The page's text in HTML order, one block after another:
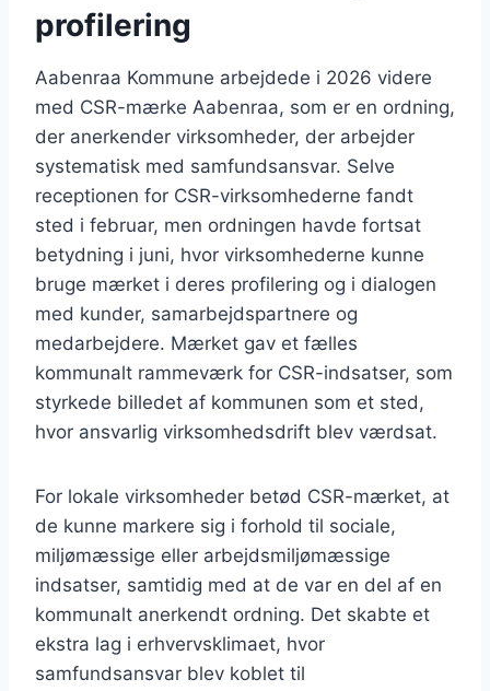
profilering
Aabenraa Kommune arbejdede i 2026 videre
med CSR-mærke Aabenraa, som er en ordning,
der anerkender virksomheder, der arbejder
systematisk med samfundsansvar. Selve
receptionen for CSR-virksomhederne fandt
sted i februar, men ordningen havde fortsat
betydning i juni, hvor virksomhederne kunne
bruge mærket i deres profilering og i dialogen
med kunder, samarbejdspartnere og
medarbejdere. Mærket gav et fælles
kommunalt rammeværk for CSR-indsatser, som
styrkede billedet af kommunen som et sted,
hvor ansvarlig virksomhedsdrift blev værdsat.
For lokale virksomheder betød CSR-mærket, at
de kunne markere sig i forhold til sociale,
miljømæssige eller arbejdsmiljømæssige
indsatser, samtidig med at de var en del af en
kommunalt anerkendt ordning. Det skabte et
ekstra lag i erhvervsklimaet, hvor
samfundsansvar blev koblet til